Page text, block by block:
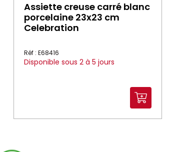
Assiette creuse carré blanc
porcelaine 23x23 cm
Celebration
Réf : E68416
Disponible sous 2 à 5 jours